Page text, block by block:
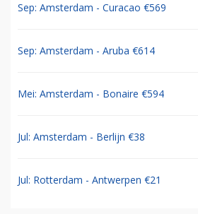
Sep: Amsterdam - Curacao €569
Sep: Amsterdam - Aruba €614
Mei: Amsterdam - Bonaire €594
Jul: Amsterdam - Berlijn €38
Jul: Rotterdam - Antwerpen €21